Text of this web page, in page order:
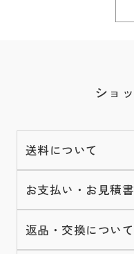
ショ
送料について
お支払い・お見積
返品・交換について